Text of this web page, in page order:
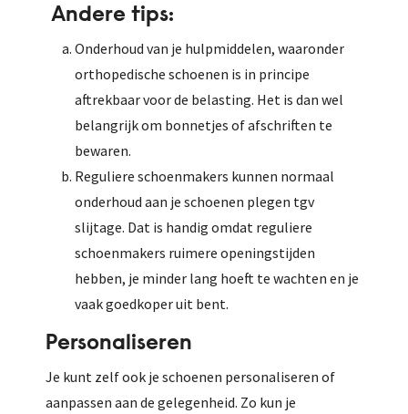
Andere tips:
Onderhoud van je hulpmiddelen, waaronder
orthopedische schoenen is in principe
aftrekbaar voor de belasting. Het is dan wel
belangrijk om bonnetjes of afschriften te
bewaren.
Reguliere schoenmakers kunnen normaal
onderhoud aan je schoenen plegen tgv
slijtage. Dat is handig omdat reguliere
schoenmakers ruimere openingstijden
hebben, je minder lang hoeft te wachten en je
vaak goedkoper uit bent.
Personaliseren
Je kunt zelf ook je schoenen personaliseren of
aanpassen aan de gelegenheid. Zo kun je